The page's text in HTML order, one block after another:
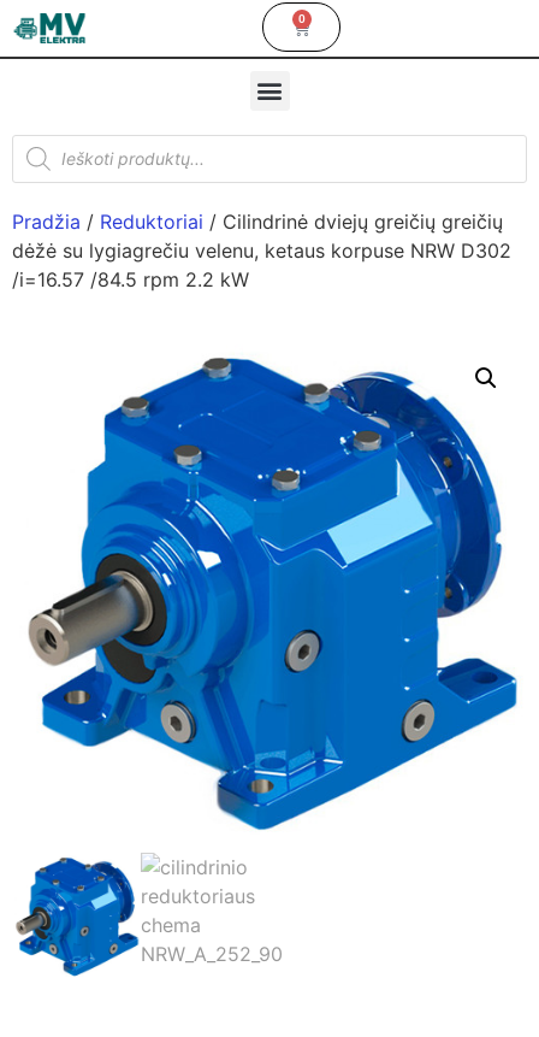
0
Pradžia / Reduktoriai / Cilindrinė dviejų greičių greičių
dėžė su lygiagrečiu velenu, ketaus korpuse NRW D302
/i=16.57 /84.5 rpm 2.2 kW